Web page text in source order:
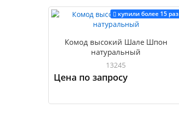
купили более 15 раз
Комод высокий Шале Шпон
натуральный
13245
Цена по запросу